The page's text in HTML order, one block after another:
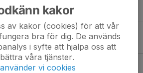
Vårcup 2023
igen!
kakor
av kakor (cookies) för att vår
bra för dig. De används
i syfte att hjälpa oss att
våra tjänster.
vi cookies